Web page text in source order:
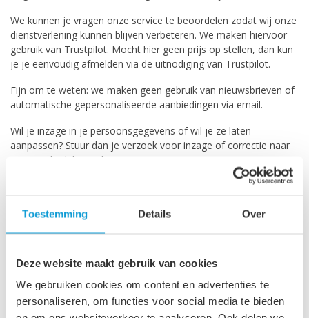
Toestemming Details Over
Deze website maakt gebruik van cookies
We gebruiken cookies om content en advertenties te
personaliseren, om functies voor social media te bieden
We kunnen je vragen onze service te beoordelen zodat wij onze
dienstverlening kunnen blijven verbeteren. We maken hiervoor
gebruik van Trustpilot. Mocht hier geen prijs op stellen, dan kun
je je eenvoudig afmelden via de uitnodiging van Trustpilot.
Fijn om te weten: we maken geen gebruik van nieuwsbrieven of
automatische gepersonaliseerde aanbiedingen via email.
Wil je inzage in je persoonsgegevens of wil je ze laten
aanpassen? Stuur dan je verzoek voor inzage of correctie naar
privacy@badplaats.nl
Daarnaast kun je op verzoek je persoonsgegevens uit onze
van je persoonsgegevens naarprivacy@badplaats.nl. Op eerste
Versleutelde verbinding
De webshop van Badplaats maakt gebruik van een beveiligde
verbinding (SSL-verbinding). Deze verbinding kunt u herkennen